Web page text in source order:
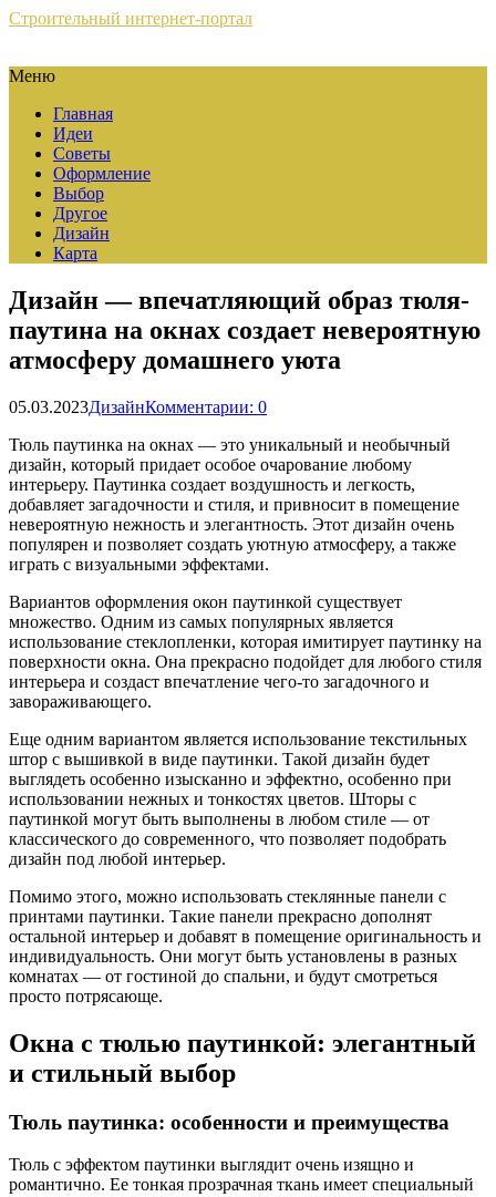
Строительный интернет-портал
Меню
Главная
Идеи
Советы
Оформление
Выбор
Другое
Дизайн
Карта
Дизайн — впечатляющий образ тюля-
паутина на окнах создает невероятную
атмосферу домашнего уюта
05.03.2023ДизайнКомментарии: 0
Тюль паутинка на окнах — это уникальный и необычный
дизайн, который придает особое очарование любому
интерьеру. Паутинка создает воздушность и легкость,
добавляет загадочности и стиля, и привносит в помещение
невероятную нежность и элегантность. Этот дизайн очень
популярен и позволяет создать уютную атмосферу, а также
играть с визуальными эффектами.
Вариантов оформления окон паутинкой существует
множество. Одним из самых популярных является
использование стеклопленки, которая имитирует паутинку на
поверхности окна. Она прекрасно подойдет для любого стиля
интерьера и создаст впечатление чего-то загадочного и
завораживающего.
Еще одним вариантом является использование текстильных
штор с вышивкой в виде паутинки. Такой дизайн будет
выглядеть особенно изысканно и эффектно, особенно при
использовании нежных и тонкостях цветов. Шторы с
паутинкой могут быть выполнены в любом стиле — от
классического до современного, что позволяет подобрать
дизайн под любой интерьер.
Помимо этого, можно использовать стеклянные панели с
принтами паутинки. Такие панели прекрасно дополнят
остальной интерьер и добавят в помещение оригинальность и
индивидуальность. Они могут быть установлены в разных
комнатах — от гостиной до спальни, и будут смотреться
просто потрясающе.
Окна с тюлью паутинкой: элегантный
и стильный выбор
Тюль паутинка: особенности и преимущества
Тюль с эффектом паутинки выглядит очень изящно и
романтично. Ее тонкая прозрачная ткань имеет специальный